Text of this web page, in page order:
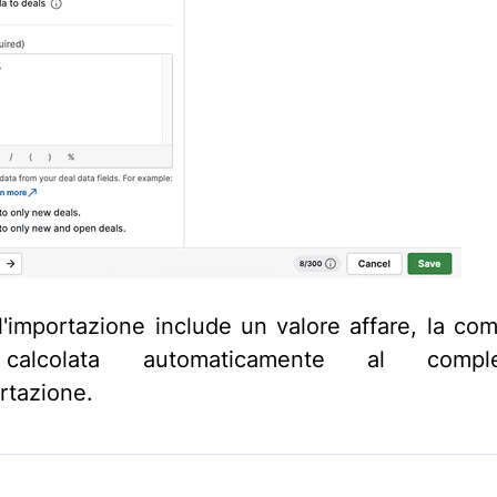
include un valore affare, la
automaticamente al